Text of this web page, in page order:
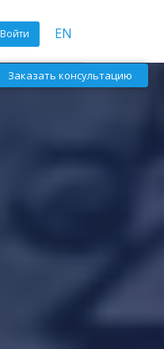
Войти EN
Заказать консультацию